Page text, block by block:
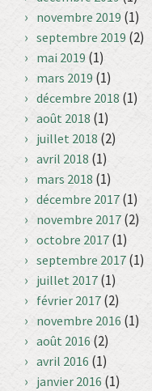
novembre 2019 (1)
septembre 2019 (2)
mai 2019 (1)
mars 2019 (1)
décembre 2018 (1)
août 2018 (1)
juillet 2018 (2)
avril 2018 (1)
mars 2018 (1)
décembre 2017 (1)
novembre 2017 (2)
octobre 2017 (1)
septembre 2017 (1)
juillet 2017 (1)
février 2017 (2)
novembre 2016 (1)
août 2016 (2)
avril 2016 (1)
janvier 2016 (1)